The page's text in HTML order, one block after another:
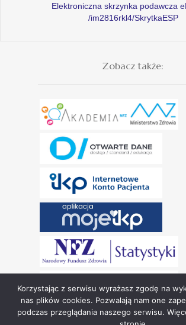
Elektroniczna skrzynka podawcza
/im2816rkl4/SkrytkaESP
Zobacz także:
Korzystając z serwisu wyrażasz zgodę na
nas plików cookies. Pozwalają nam one
podczas przeglądania naszego serwisu.